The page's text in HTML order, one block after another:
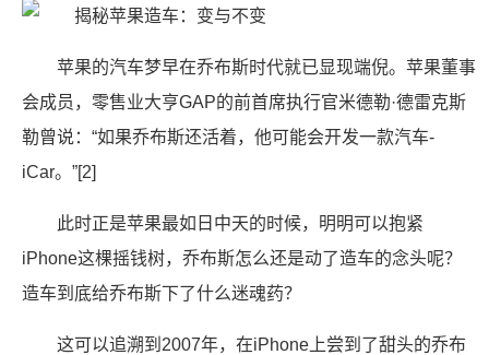
苹果的汽车梦早在乔布斯时代就已显现端倪。苹果董事
会成员，零售业大亨GAP的前首席执行官米德勒·德雷克斯
勒曾说：“如果乔布斯还活着，他可能会开发一款汽车-
iCar。”[2]
此时正是苹果最如日中天的时候，明明可以抱紧
iPhone这棵摇钱树，乔布斯怎么还是动了造车的念头呢？
造车到底给乔布斯下了什么迷魂药？
这可以追溯到2007年，在iPhone上尝到了甜头的乔布